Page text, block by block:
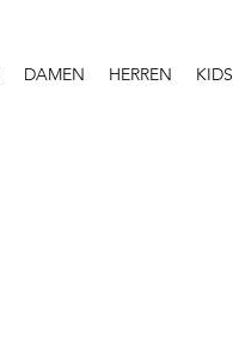
DAMEN HERREN KIDS